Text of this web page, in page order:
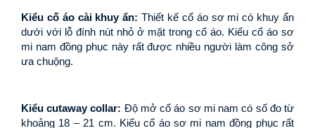
Kiểu cố áo cài khuy ẩn: Thiết kế cổ áo sơ mi có khuy ẩn
dưới với lỗ đính nút nhỏ ở mặt trong cổ áo. Kiểu cổ áo sơ
mi nam đồng phục này rất được nhiều người làm công sở
ưa chuộng.
Kiểu cutaway collar: Độ mở cổ áo sơ mi nam có số đo từ
khoảng 18 – 21 cm. Kiểu cổ áo sơ mi nam đồng phục rất